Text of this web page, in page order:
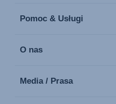
Pomoc & Usługi
O nas
Media / Prasa